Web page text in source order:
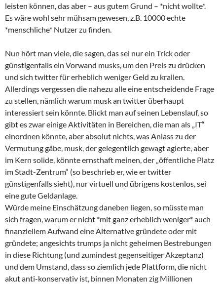
leisten können, das aber – aus gutem Grund – *nicht wollte*.
Es wäre wohl sehr mühsam gewesen, z.B. 10000 echte
*menschliche* Nutzer zu finden.
Nun hört man viele, die sagen, das sei nur ein Trick oder
günstigenfalls ein Vorwand musks, um den Preis zu drücken
und sich twitter für erheblich weniger Geld zu krallen.
Allerdings vergessen die nahezu alle eine entscheidende Frage
zu stellen, nämlich warum musk an twitter überhaupt
interessiert sein könnte. Blickt man auf seinen Lebenslauf, so
gibt es zwar einige Aktivitäten in Bereichen, die man als „IT“
einordnen könnte, aber absolut nichts, was Anlass zu der
Vermutung gäbe, musk, der gelegentlich gewagt agierte, aber
im Kern solide, könnte ernsthaft meinen, der „öffentliche Platz
im Stadt-Zentrum“ (so beschrieb er, wie er twitter
günstigenfalls sieht), nur virtuell und übrigens kostenlos, sei
eine gute Geldanlage.
Würde meine Einschätzung daneben liegen, so müsste man
sich fragen, warum er nicht *mit ganz erheblich weniger* auch
finanziellem Aufwand eine Alternative gründete oder mit
gründete; angesichts trumps ja nicht geheimen Bestrebungen
in diese Richtung (und zumindest gegenseitiger Akzeptanz)
und dem Umstand, dass so ziemlich jede Plattform, die nicht
akut anti-konservativ ist, binnen Monaten zig Millionen